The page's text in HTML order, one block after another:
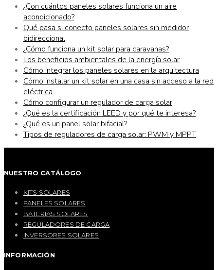
¿Con cuántos paneles solares funciona un aire
acondicionado?
Qué pasa si conecto paneles solares sin medidor
bidireccional
¿Cómo funciona un kit solar para caravanas?
Los beneficios ambientales de la energía solar
Cómo integrar los paneles solares en la arquitectura
Cómo instalar un kit solar en una casa sin acceso a la red
eléctrica
Cómo configurar un regulador de carga solar
¿Qué es la certificación LEED y por qué te interesa?
¿Qué es un panel solar bifacial?
Tipos de reguladores de carga solar: PWM y MPPT
NUESTRO CATÁLOGO
KITS SOLARES
PANELES SOLARES
BATERÍAS SOLARES
REGULADORES DE CARGA
INVERSORES SOLARES
INFORMACIÓN